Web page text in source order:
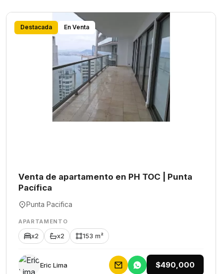
Destacada En Venta
Venta de apartamento en PH TOC | Punta
Pacífica
Punta Pacifica
APARTAMENTO
x2 x2 153 m²
Eric Lima $490,000